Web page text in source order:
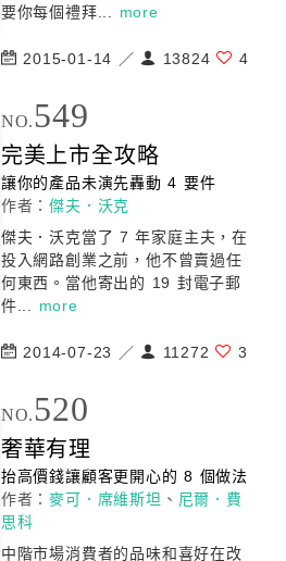
要你每個禮拜... more
2015-01-14 ／ 13824 4
NO. 549
完美上市全攻略
讓你的產品未演先轟動 4 要件
作者：傑夫．沃克
傑夫．沃克當了 7 年家庭主夫，在
投入網路創業之前，他不曾賣過任
何東西。當他寄出的 19 封電子郵
件... more
2014-07-23 ／ 11272 3
NO. 520
奢華有理
抬高價錢讓顧客更開心的 8 個做法
作者：麥可．席維斯坦 、 尼爾．費
思科
中階市場消費者的品味和喜好在改